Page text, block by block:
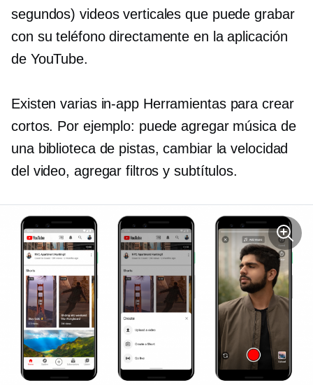
segundos) videos verticales que puede grabar
con su teléfono directamente en la aplicación
de YouTube.
Existen varias in-appHerramientas para crear
cortos. Por ejemplo: puede agregar música de
una biblioteca de pistas, cambiar la velocidad
del video, agregar filtros y subtítulos.